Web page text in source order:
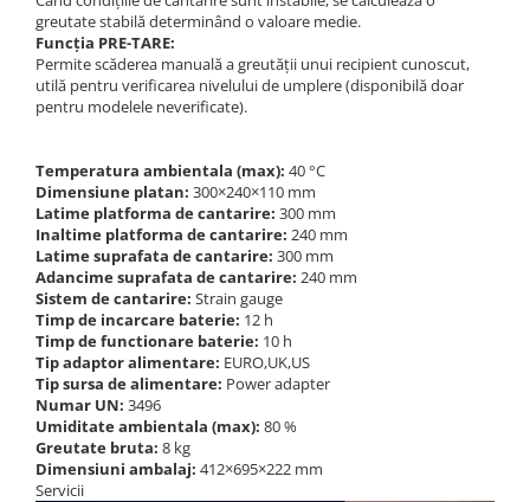
greutate stabilă determinând o valoare medie.
Funcția PRE-TARE:
Permite scăderea manuală a greutății unui recipient cunoscut,
utilă pentru verificarea nivelului de umplere (disponibilă doar
pentru modelele neverificate).
Temperatura ambientala (max): 40 °C
Dimensiune platan: 300×240×110 mm
Latime platforma de cantarire: 300 mm
Inaltime platforma de cantarire: 240 mm
Latime suprafata de cantarire: 300 mm
Adancime suprafata de cantarire: 240 mm
Sistem de cantarire: Strain gauge
Timp de incarcare baterie: 12 h
Timp de functionare baterie: 10 h
Tip adaptor alimentare: EURO,UK,US
Tip sursa de alimentare: Power adapter
Numar UN: 3496
Umiditate ambientala (max): 80 %
Greutate bruta: 8 kg
Dimensiuni ambalaj: 412×695×222 mm
Servicii